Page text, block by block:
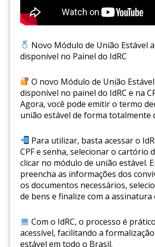
Novo Módulo de União Estável
disponível no Painel do IdRC
O novo Módulo de União
disponível no painel do IdRC e na
Agora, você pode emitir o termo
união estável de forma totalmente
Para utilizar, basta acessar o
CPF e senha, selecionar o cartório
clicar no módulo de união estável.
preencha as informações dos
os documentos necessários,
de bens e finalize com a assinatura
Com o IdRC, o processo é
acessível, facilitando a
estável em todo o Brasil.